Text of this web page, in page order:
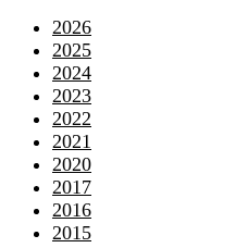
2026
2025
2024
2023
2022
2021
2020
2017
2016
2015